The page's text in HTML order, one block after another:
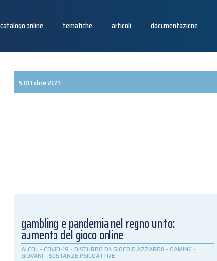
catalogo online tematiche articoli documentazione
5 Ottobre 2021
gambling e pandemia nel regno unito:
aumento del gioco online
ALCOL -COVID-19 -DISTURBO DA GIOCO D'AZZARDO -GAMING -
GIOVANI -SOSTANZE PSICOATTIVE